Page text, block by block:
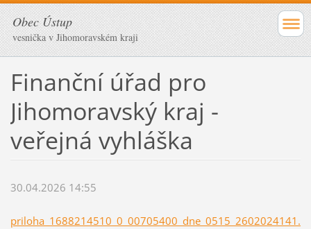
Obec Ústup
vesnička v Jihomoravském kraji
Finanční úřad pro
Jihomoravský kraj -
veřejná vyhláška
30.04.2026 14:55
priloha_1688214510_0_00705400_dne_0515_2602024141.